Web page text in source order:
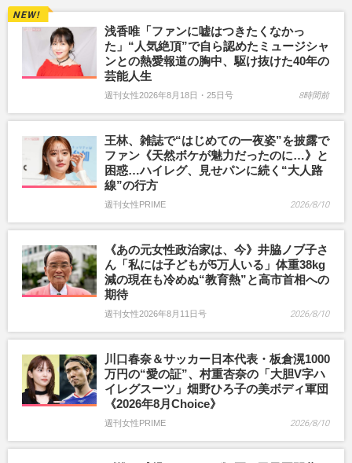
浅香唯「ファンに嘘はつきたくなかっ
た」“人気絶頂”で自ら認めたミュージシャ
ンとの熱愛報道の胸中、駆け抜けた40年の
芸能人生
週刊女性2026年8月18日・25日号 8時間前
王林、雑誌で“はじめての一夜姿”を披露で
ファン《天然ボケが魅力だったのに…》と
困惑…ハイレグ、見せパンに続く“大人路
線”の行方
週刊女性PRIME 2026/8/10
《あの元女性政治家は、今》井脇ノブ子さ
ん「私には子どもが5万人いる」体重38kg
減の現在も冷めぬ“教育熱”と高市首相への
期待
週刊女性2026年8月11日号 2026/8/10
川口春奈＆サッカー日本代表・板倉滉1000
万円の“愛の証”、村重杏奈の「大胆V字ハ
イレグスーツ」畑野ひろ子の美ボディ軍団
《2026年8月Choice》
週刊女性PRIME 2026/8/10